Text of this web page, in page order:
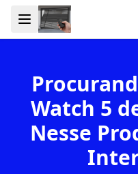
Watch 5
Nesse